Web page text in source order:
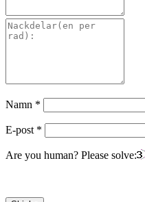
Namn *
E-post *
Are you human? Please solve: